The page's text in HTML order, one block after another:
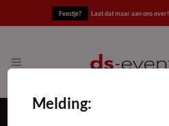
Feestje? Laat dat maar aan ons over!
Melding: